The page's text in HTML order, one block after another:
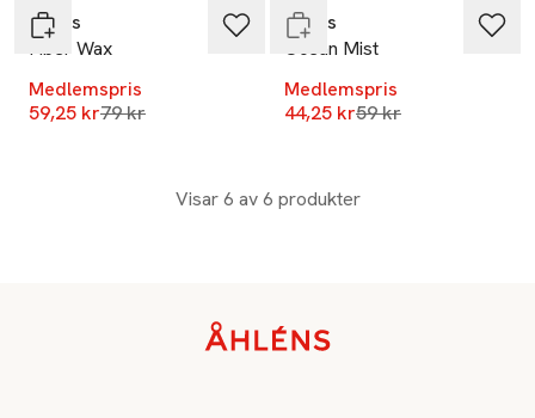
Proffs
Fiber Wax
Medlemspris
59,25 krLägsta pris 30 dagar
79 kr
Proffs
Ocean Mist
Medlemspris
44,25 krLägsta pris 30 dagar
59 kr
Visar 6 av 6 produkter